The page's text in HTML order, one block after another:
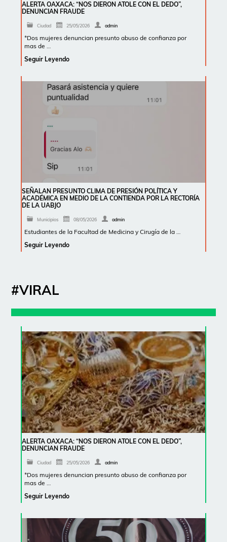
ALERTA OAXACA: “NOS DIERON ATOLE CON EL DEDO”,
DENUNCIAN FRAUDE
Ciudad 25/05/2026 admin
*Dos mujeres denuncian presunto abuso de confianza por
mas de …
Seguir Leyendo
SEÑALAN PRESUNTO CLIMA DE PRESIÓN POLÍTICA Y
ACADÉMICA EN MEDIO DE LA CONTIENDA POR LA RECTORÍA
DE LA UABJO
Municipios 08/05/2026 admin
Estudiantes de la Facultad de Medicina y Cirugía de la …
Seguir Leyendo
#VIRAL
ALERTA OAXACA: “NOS DIERON ATOLE CON EL DEDO”,
DENUNCIAN FRAUDE
Ciudad 25/05/2026 admin
*Dos mujeres denuncian presunto abuso de confianza por
mas de …
Seguir Leyendo